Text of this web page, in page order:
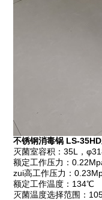
不锈钢消毒锅 LS-
灭菌室容积：35L，
额定工作压力：
zui高工作压力：
额定工作温度：134℃
灭菌温度选择范围：